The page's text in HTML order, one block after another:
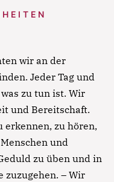
wir an der
Jeder Tag und
zu tun ist. Wir
und Bereitschaft.
erkennen, zu hören,
und
zu üben und in
zuzugehen. – Wir